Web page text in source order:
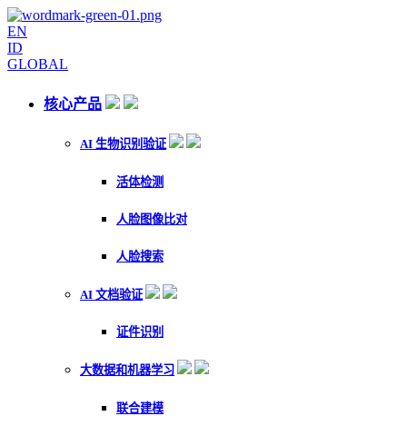
EN
ID
GLOBAL
核心产品
AI 生物识别验证
活体检测
人脸图像比对
人脸搜索
AI 文档验证
证件识别
大数据和机器学习
联合建模